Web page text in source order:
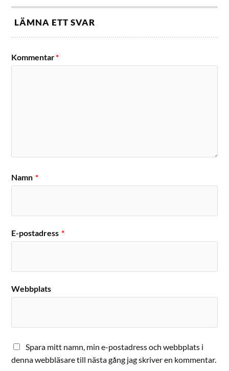
LÄMNA ETT SVAR
Kommentar*
Namn *
E-postadress *
Webbplats
Spara mitt namn, min e-postadress och webbplats i
denna webbläsare till nästa gång jag skriver en kommentar.